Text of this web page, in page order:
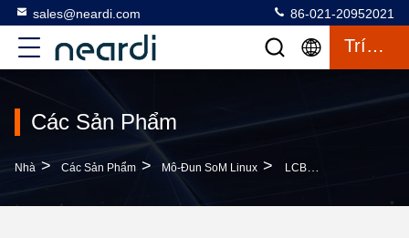
sales@neardi.com 86-021-20952021
Trích Dẫn
Các Sản Phẩm
Nhà > Các Sản Phẩm > Mô-Đun SoM Linux > LCB3399 Linux SoM Module System Với PMU RK808 Hỗ Trợ Nhiều Nguồn Điện Khác Nhau